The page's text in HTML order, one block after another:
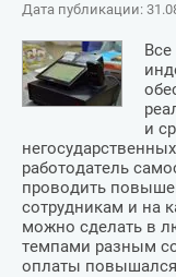
Дата публикации:
и
работодатель
проводить
сотрудникам и на
можно сделать в
темпами разным
оплаты